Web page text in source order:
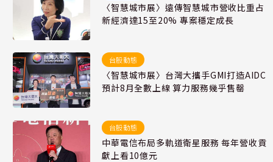
〈智慧城市展〉遠傳智慧城市營收比重占
新經濟達15至20% 專案穩定成長
台股動態
〈智慧城市展〉台灣大攜手GMI打造AIDC
預計8月全數上線 算力服務幾乎售罄
台股動態
中華電信布局多軌道衛星服務 每年營收貢
獻上看10億元